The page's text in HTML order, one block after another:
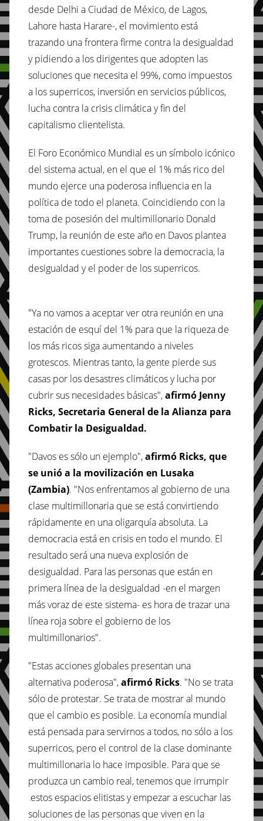
desde Delhi a Ciudad de México, de Lagos,
Lahore hasta Harare-, el movimiento está
trazando una frontera firme contra la desigualdad
y pidiendo a los dirigentes que adopten las
soluciones que necesita el 99%, como impuestos
a los superricos, inversión en servicios públicos,
lucha contra la crisis climática y fin del
capitalismo clientelista.
El Foro Económico Mundial es un símbolo icónico
del sistema actual, en el que el 1% más rico del
mundo ejerce una poderosa influencia en la
política de todo el planeta. Coincidiendo con la
toma de posesión del multimillonario Donald
Trump, la reunión de este año en Davos plantea
importantes cuestiones sobre la democracia, la
desigualdad y el poder de los superricos.
"Ya no vamos a aceptar ver otra reunión en una
estación de esquí del 1% para que la riqueza de
los más ricos siga aumentando a niveles
grotescos. Mientras tanto, la gente pierde sus
casas por los desastres climáticos y lucha por
cubrir sus necesidades básicas",afirmó Jenny
Ricks, Secretaria General de la Alianza para
Combatir la Desigualdad.
"Davos es sólo un ejemplo",afirmó Ricks, que
se unió a la movilización en Lusaka
(Zambia). "Nos enfrentamos al gobierno de una
clase multimillonaria que se está convirtiendo
rápidamente en una oligarquía absoluta. La
democracia está en crisis en todo el mundo. El
resultado será una nueva explosión de
desigualdad. Para las personas que están en
primera línea de la desigualdad -en el margen
más voraz de este sistema- es hora de trazar una
línea roja sobre el gobierno de los
multimillonarios".
"Estas acciones globales presentan una
alternativa poderosa",afirmó Ricks. "No se trata
sólo de protestar. Se trata de mostrar al mundo
que el cambio es posible. La economía mundial
está pensada para servirnos a todos, no sólo a los
superricos, pero el control de la clase dominante
multimillonaria lo hace imposible. Para que se
produzca un cambio real, tenemos que irrumpir
estos espacios elitistas y empezar a escuchar las
soluciones de las personas que viven en la